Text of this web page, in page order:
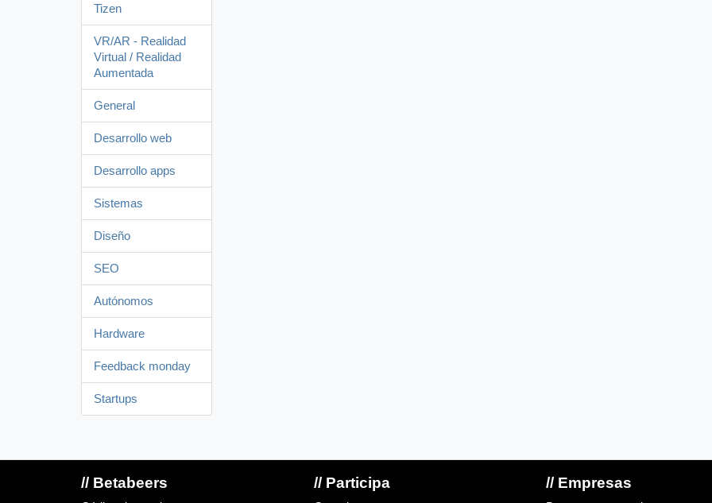
Tizen
VR/AR - Realidad
Virtual / Realidad
Aumentada
General
Desarrollo web
Desarrollo apps
Sistemas
Diseño
SEO
Autónomos
Hardware
Feedback monday
Startups
// Betabeers // Participa // Empresas